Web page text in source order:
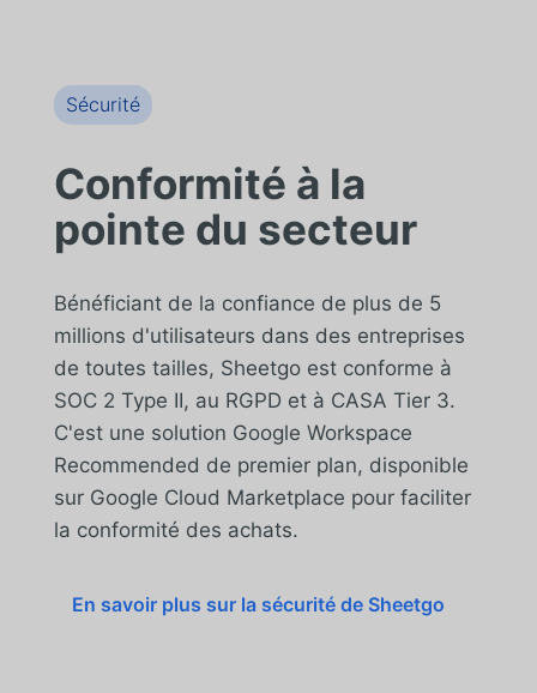
Sécurité
Conformité à la
pointe du secteur
Bénéficiant de la confiance de plus de 5
millions d'utilisateurs dans des entreprises
de toutes tailles, Sheetgo est conforme à
SOC 2 Type II, au RGPD et à CASA Tier 3.
C'est une solution Google Workspace
Recommended de premier plan, disponible
sur Google Cloud Marketplace pour faciliter
la conformité des achats.
En savoir plus sur la sécurité de Sheetgo